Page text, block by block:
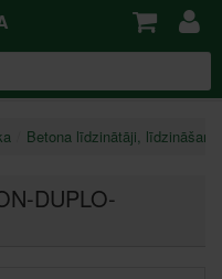
Betona līdzinātāji,
DUPLO-